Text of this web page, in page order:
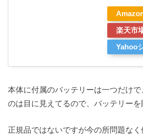
楽天市
Yahoo
本体に付属のバッテリーは一つだけ
のは目に見えてるので、バッテリーを
正規品ではないですが今の所問題なく